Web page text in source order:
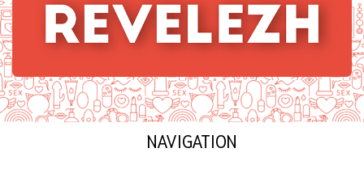
Revelezh
La sexualité mise à nue
NAVIGATION